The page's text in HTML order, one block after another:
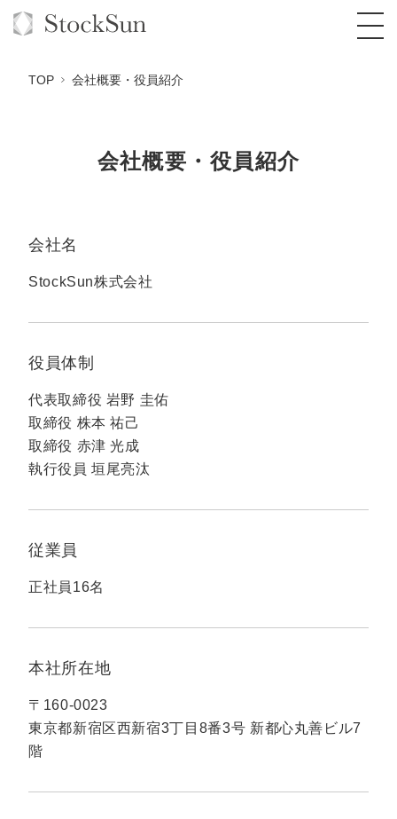
オーダーメイド支援
コンサルタント一覧
品質ガイドライン
社内コンペ
クレーム窓口
定額制Webマーケティング代行『マキトルく
ん』
定額LINE運用代行『LINEマキトルくん』
オリジナルサービス
格安でAI導入支援『あいのりAI』
拡散付1日密着動画制作『まるごと社長』
1本無料で記事を制作『SEOトライアル』
定額制LP制作・改善『最強LP』
採用YouTubeチャンネル構築『トリトル』
実績
お役立ち資料
料金表
オンラインサロン
StockSun道場
道場TOP
動画編集
エンジニア
広告運用
YouTubeディレクター
年収エージェント
会社概要・役員紹介
ミッション・ビジョン・バリュー
取締役メッセージ（株本祐己）
業務委託
営業
インターン
正社員
TOP 会社概要・役員紹介
会社概要・役員紹介
会社名
StockSun株式会社
役員体制
代表取締役 岩野 圭佑
取締役 株本 祐己
取締役 赤津 光成
執行役員 垣尾亮汰
従業員
正社員16名
本社所在地
〒160-0023
東京都新宿区西新宿3丁目8番3号 新都心丸善ビル7
階